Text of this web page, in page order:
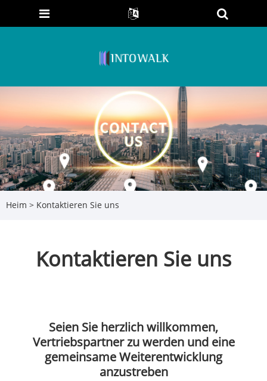
Heim > Kontaktieren Sie uns
Kontaktieren Sie uns
Seien Sie herzlich willkommen,
Vertriebspartner zu werden und eine
gemeinsame Weiterentwicklung
anzustreben